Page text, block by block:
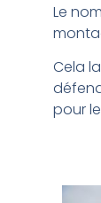
Le
Cela
pour